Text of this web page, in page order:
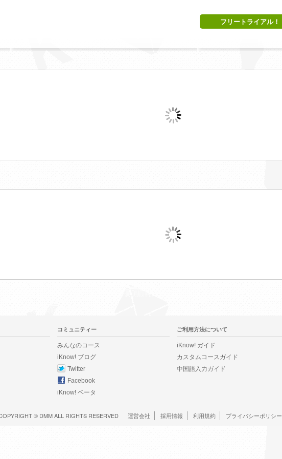
フリートライアル！
コミュニティー
みんなのコース
iKnow! ブログ
Twitter
Facebook
iKnow! ベータ
ご利用方法について
iKnow! ガイド
カスタムコースガイド
中国語入力ガイド
© DMMALL RIGHTS RESERVED 運営会社 採用情報 利用規約 プライバシーポリシー